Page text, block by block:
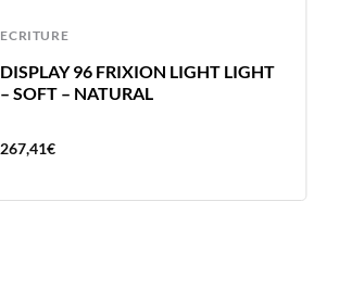
ECRITURE
DISPLAY 96 FRIXION LIGHT LIGHT
– SOFT – NATURAL
267,41€